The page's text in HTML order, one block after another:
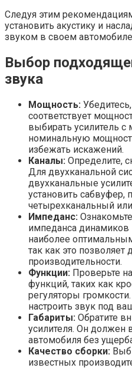
Следуя этим
установить акустику и
звуком в своем
Выбор
звука
Мощность:
соответствует
выбирать усилитель
номинальную
избежать искажений.
Каналы: Определите,
Для двухканальной
двухканальные
установить сабвуфер,
четырехканальный
Импеданс:
импеданса динамиков
наиболее
так как это
производительности.
Функции: Проверьте
функций, таких как
регуляторы
настроить звук под
Габариты: Обратите
усилителя. Он должен
автомобиля без
Качество сборки:
известных